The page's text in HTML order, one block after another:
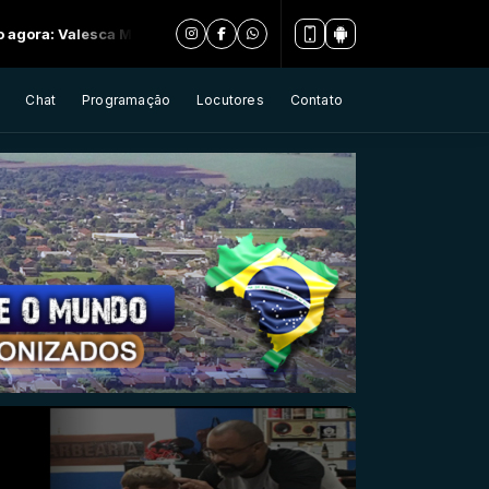
Mayssa Não Me Deixe Esquecer
Chat Programação Locutores Contato